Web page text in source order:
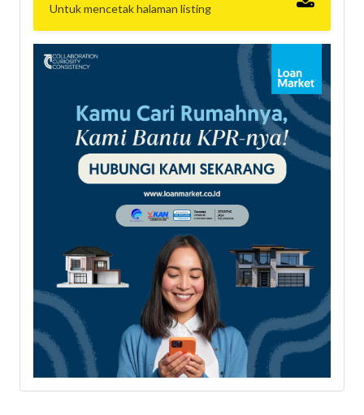
Untuk mencetak halaman listing